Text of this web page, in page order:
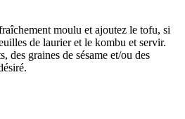
moulu et ajoutez le tofu, si
de laurier et le kombu et servir.
des graines de sésame et/ou des